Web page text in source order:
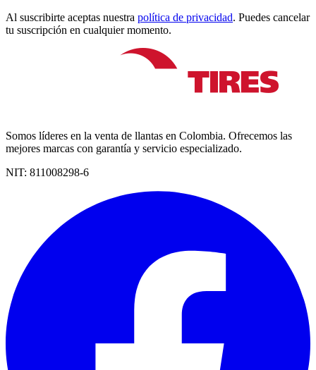
Al suscribirte aceptas nuestra política de privacidad. Puedes cancelar
tu suscripción en cualquier momento.
Somos líderes en la venta de llantas en Colombia. Ofrecemos las
mejores marcas con garantía y servicio especializado.
NIT: 811008298-6